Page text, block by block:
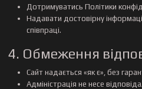
Дотримуватись Політики
Надавати достовірну
співпраці.
4. Обмеження
Сайт надається «як є», без
Адміністрація не несе